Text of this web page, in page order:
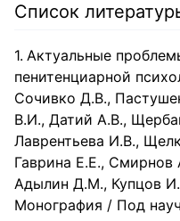
Список
Актуальные
пенитенциарной
Сочивко Д.В.,
В.И., Датий А.В.,
Лаврентьева И.В.,
Гаврина Е.Е.,
Адылин Д.М., Купцов
Монография / Под